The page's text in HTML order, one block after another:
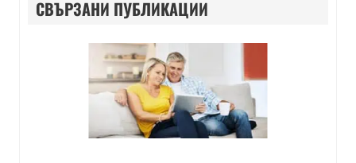
СВЪРЗАНИ ПУБЛИКАЦИИ